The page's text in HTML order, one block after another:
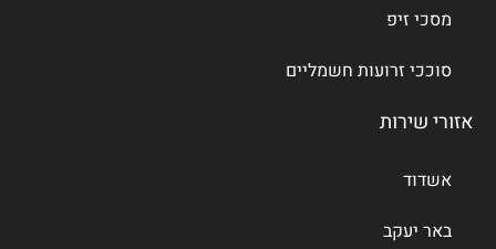
מסכי זיפ
סוככי זרועות חשמליים
אזורי שירות
אשדוד
באר יעקב